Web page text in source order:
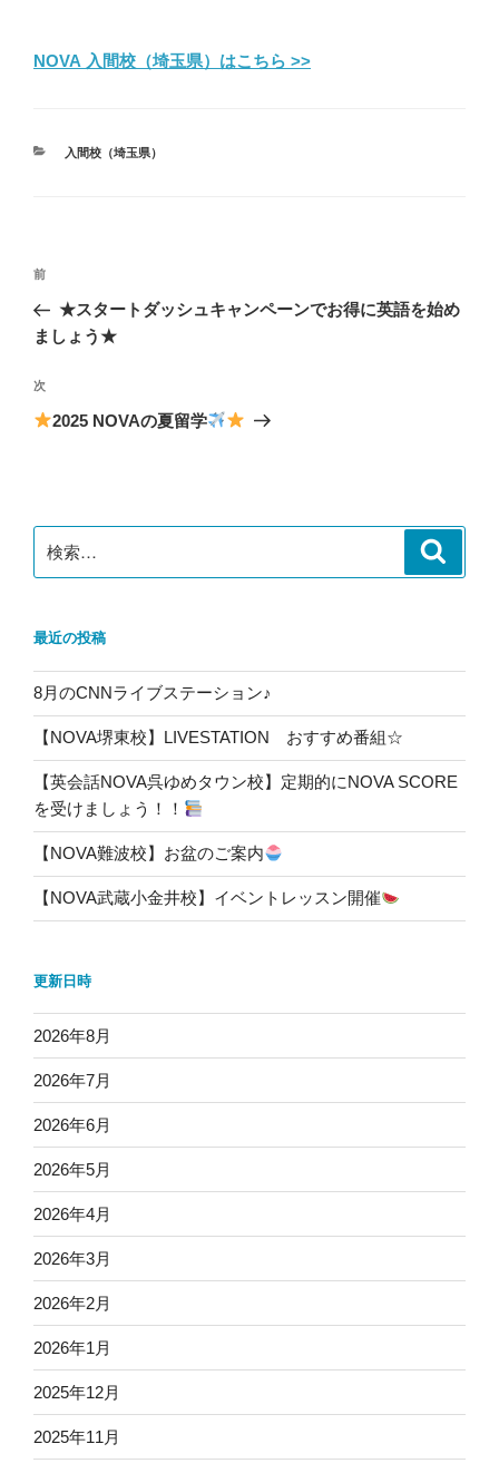
NOVA 入間校（埼玉県）はこちら >>
カ
入間校（埼玉県）
投
ナ
ゲ
ー
前
の
投
前
★スタートダッシュキャンペーンでお得に英語を始め
ましょう★
次
の
次
2025 NOVAの夏留学
索:
最近の投稿
8月のCNNライブステーション♪
【NOVA堺東校】LIVESTATION おすすめ番組☆
【英会話NOVA呉ゆめタウン校】定期的にNOVA SCORE
を受けましょう！！
【NOVA難波校】お盆のご案内
【NOVA武蔵小金井校】イベントレッスン開催
更新日時
2026年8月
2026年7月
2026年6月
2026年5月
2026年4月
2026年3月
2026年2月
2026年1月
2025年12月
2025年11月